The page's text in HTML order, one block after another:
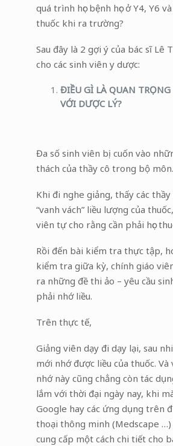
quá trình học bệnh học ở Y4, Y6
thuốc khi ra trường?
Sau đây là 2 gợi ý của bác sĩ Lê
cho các sinh viên y dược:
ĐIỀU GÌ LÀ QUAN
VỚI DƯỢC LÝ?
Đa số sinh viên bị cuốn vào
thách của thầy cô trong bộ môn.
Khi đi nghe giảng, thấy các thầy
“vanh vách” liều lượng của
viên tự cho rằng cần phải học
Rồi đến bài kiểm tra thực tập,
kiểm tra giữa kỳ, chính giáo
ra những đề thi ảo – yêu cầu
phải nhớ liều.
Trên thực tế,
Giảng viên dạy đi dạy lại, sau
mới nhớ được liều của thuốc. Và
nhớ này cũng chẳng còn tác
lắm với thời đại ngày nay, khi
Google hay các ứng dụng trên
thoại thông minh (Medscape …)
cung cấp một cách chi tiết cho